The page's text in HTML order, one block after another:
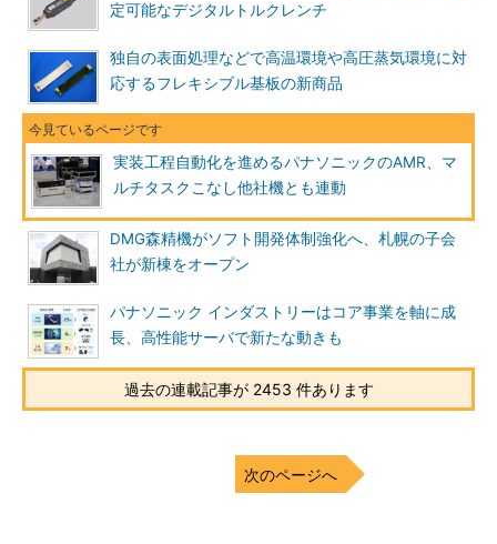
定可能なデジタルトルクレンチ
独自の表面処理などで高温環境や高圧蒸気環境に対
応するフレキシブル基板の新商品
実装工程自動化を進めるパナソニックのAMR、マ
ルチタスクこなし他社機とも連動
DMG森精機がソフト開発体制強化へ、札幌の子会
社が新棟をオープン
パナソニック インダストリーはコア事業を軸に成
長、高性能サーバで新たな動きも
過去の連載記事が 2453 件あります
次のページへ